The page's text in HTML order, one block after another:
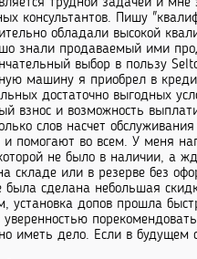
консультантов. Пишу
обладали высокой
знали продаваемый ими
выбор в пользу
машину я приобрел в
достаточно выгодных
взнос и возможность
слов насчет
и помогают во всем. У меня
не было в наличии, а
складе или в резерве без
была сделана небольшая
установка допов прошла
иметь дело. Если в будущем